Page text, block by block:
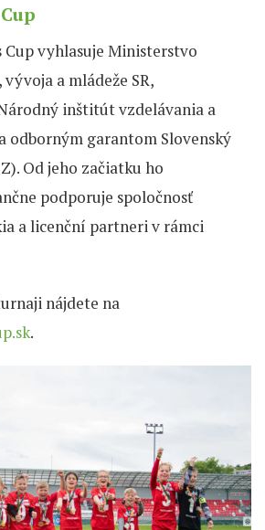
Cup vyhlasuje Ministerstvo
a mládeže SR,
inštitút vzdelávania a
odborným garantom Slovenský
Od jeho začiatku ho
podporuje spoločnosť
a licenční partneri v rámci
nájdete na
.